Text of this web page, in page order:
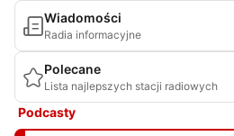
Wiadomości
Radia informacyjne
Polecane
Lista najlepszych stacji radiowych
Podcasty